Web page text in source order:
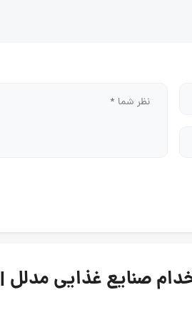
غذایی مدلل | ۱ تیر ۱۴۰۵